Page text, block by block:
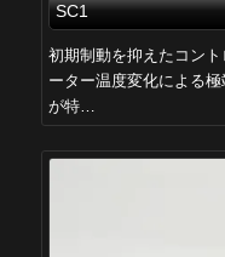
SC1
初期制動を抑えたコン
ーター温度変化による
が特…